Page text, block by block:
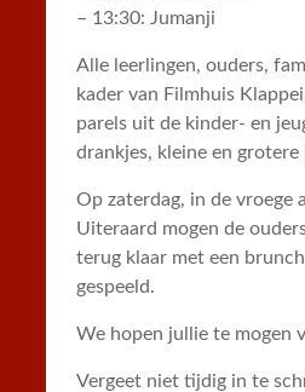
– 13:30: Jumanji
Alle leerlingen, ouders,
kader van Filmhuis
parels uit de kinder- en
drankjes, kleine en
Op zaterdag, in de vroege
Uiteraard mogen de
terug klaar met een
gespeeld.
We hopen jullie te mogen
Vergeet niet tijdig in te